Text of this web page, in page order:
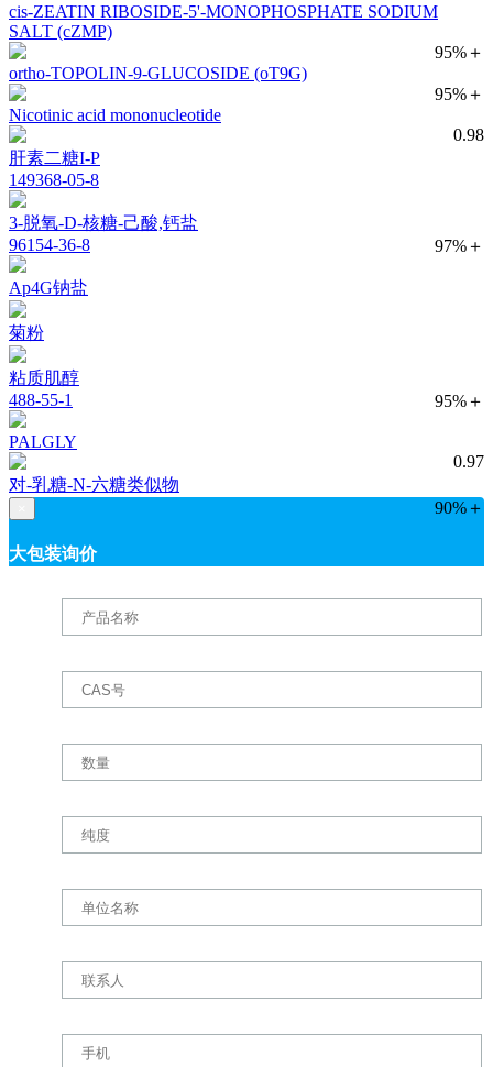
cis-ZEATIN RIBOSIDE-5'-MONOPHOSPHATE SODIUM
SALT (cZMP)
95%＋
ortho-TOPOLIN-9-GLUCOSIDE (oT9G)
95%＋
Nicotinic acid mononucleotide
0.98
肝素二糖I-P
149368-05-8
3-脱氧-D-核糖-己酸,钙盐
97%＋
96154-36-8
Ap4G钠盐
菊粉
粘质肌醇
95%＋
488-55-1
PALGLY
0.97
对-乳糖-N-六糖类似物
90%＋
大包装询价